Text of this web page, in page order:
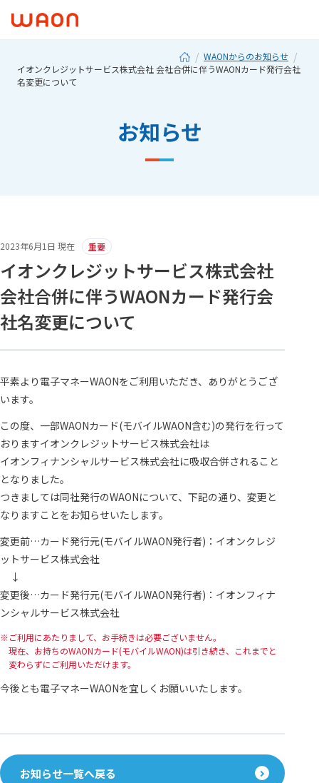
WAONからのお知らせ
イオンクレジットサービス株式会社 会社合併に伴うWAONカード発行会社
名変更について
お知らせ
2023年6月1日 現在 重要
イオンクレジットサービス株式会社
会社合併に伴うWAONカード発行会
社名変更について
平素より電子マネーWAONをご利用いただき、ありがとうござ
います。
この度、一部WAONカード(モバイルWAON含む)の発行を行って
おりますイオンクレジットサービス株式会社は
イオンフィナンシャルサービス株式会社に吸収合併されること
となりました。
つきましては同社発行のWAONについて、下記の通り、変更と
なりますことをお知らせいたします。
変更前…カード発行元(モバイルWAON発行者)：イオンクレジ
ットサービス株式会社
↓
変更後…カード発行元(モバイルWAON発行者)：イオンフィナ
ンシャルサービス株式会社
ご利用にあたりまして、お手続きは必要ございません。
現在、お持ちのWAONカード(モバイルWAON)は引き続き、これまでと
変わらずにご利用いただけます。
今後とも電子マネーWAONを宜しくお願いいたします。
お知らせ一覧へ戻る